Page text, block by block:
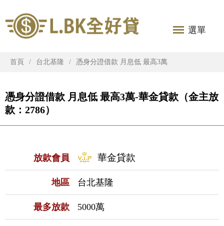
選單
首頁 台北基隆 憑身分證借款 月息低 最高3萬
憑身分證借款 月息低 最高3萬-華金貸款（金主放
款：2786）
放款會員 華金貸款
地區 台北基隆
最多放款 5000萬